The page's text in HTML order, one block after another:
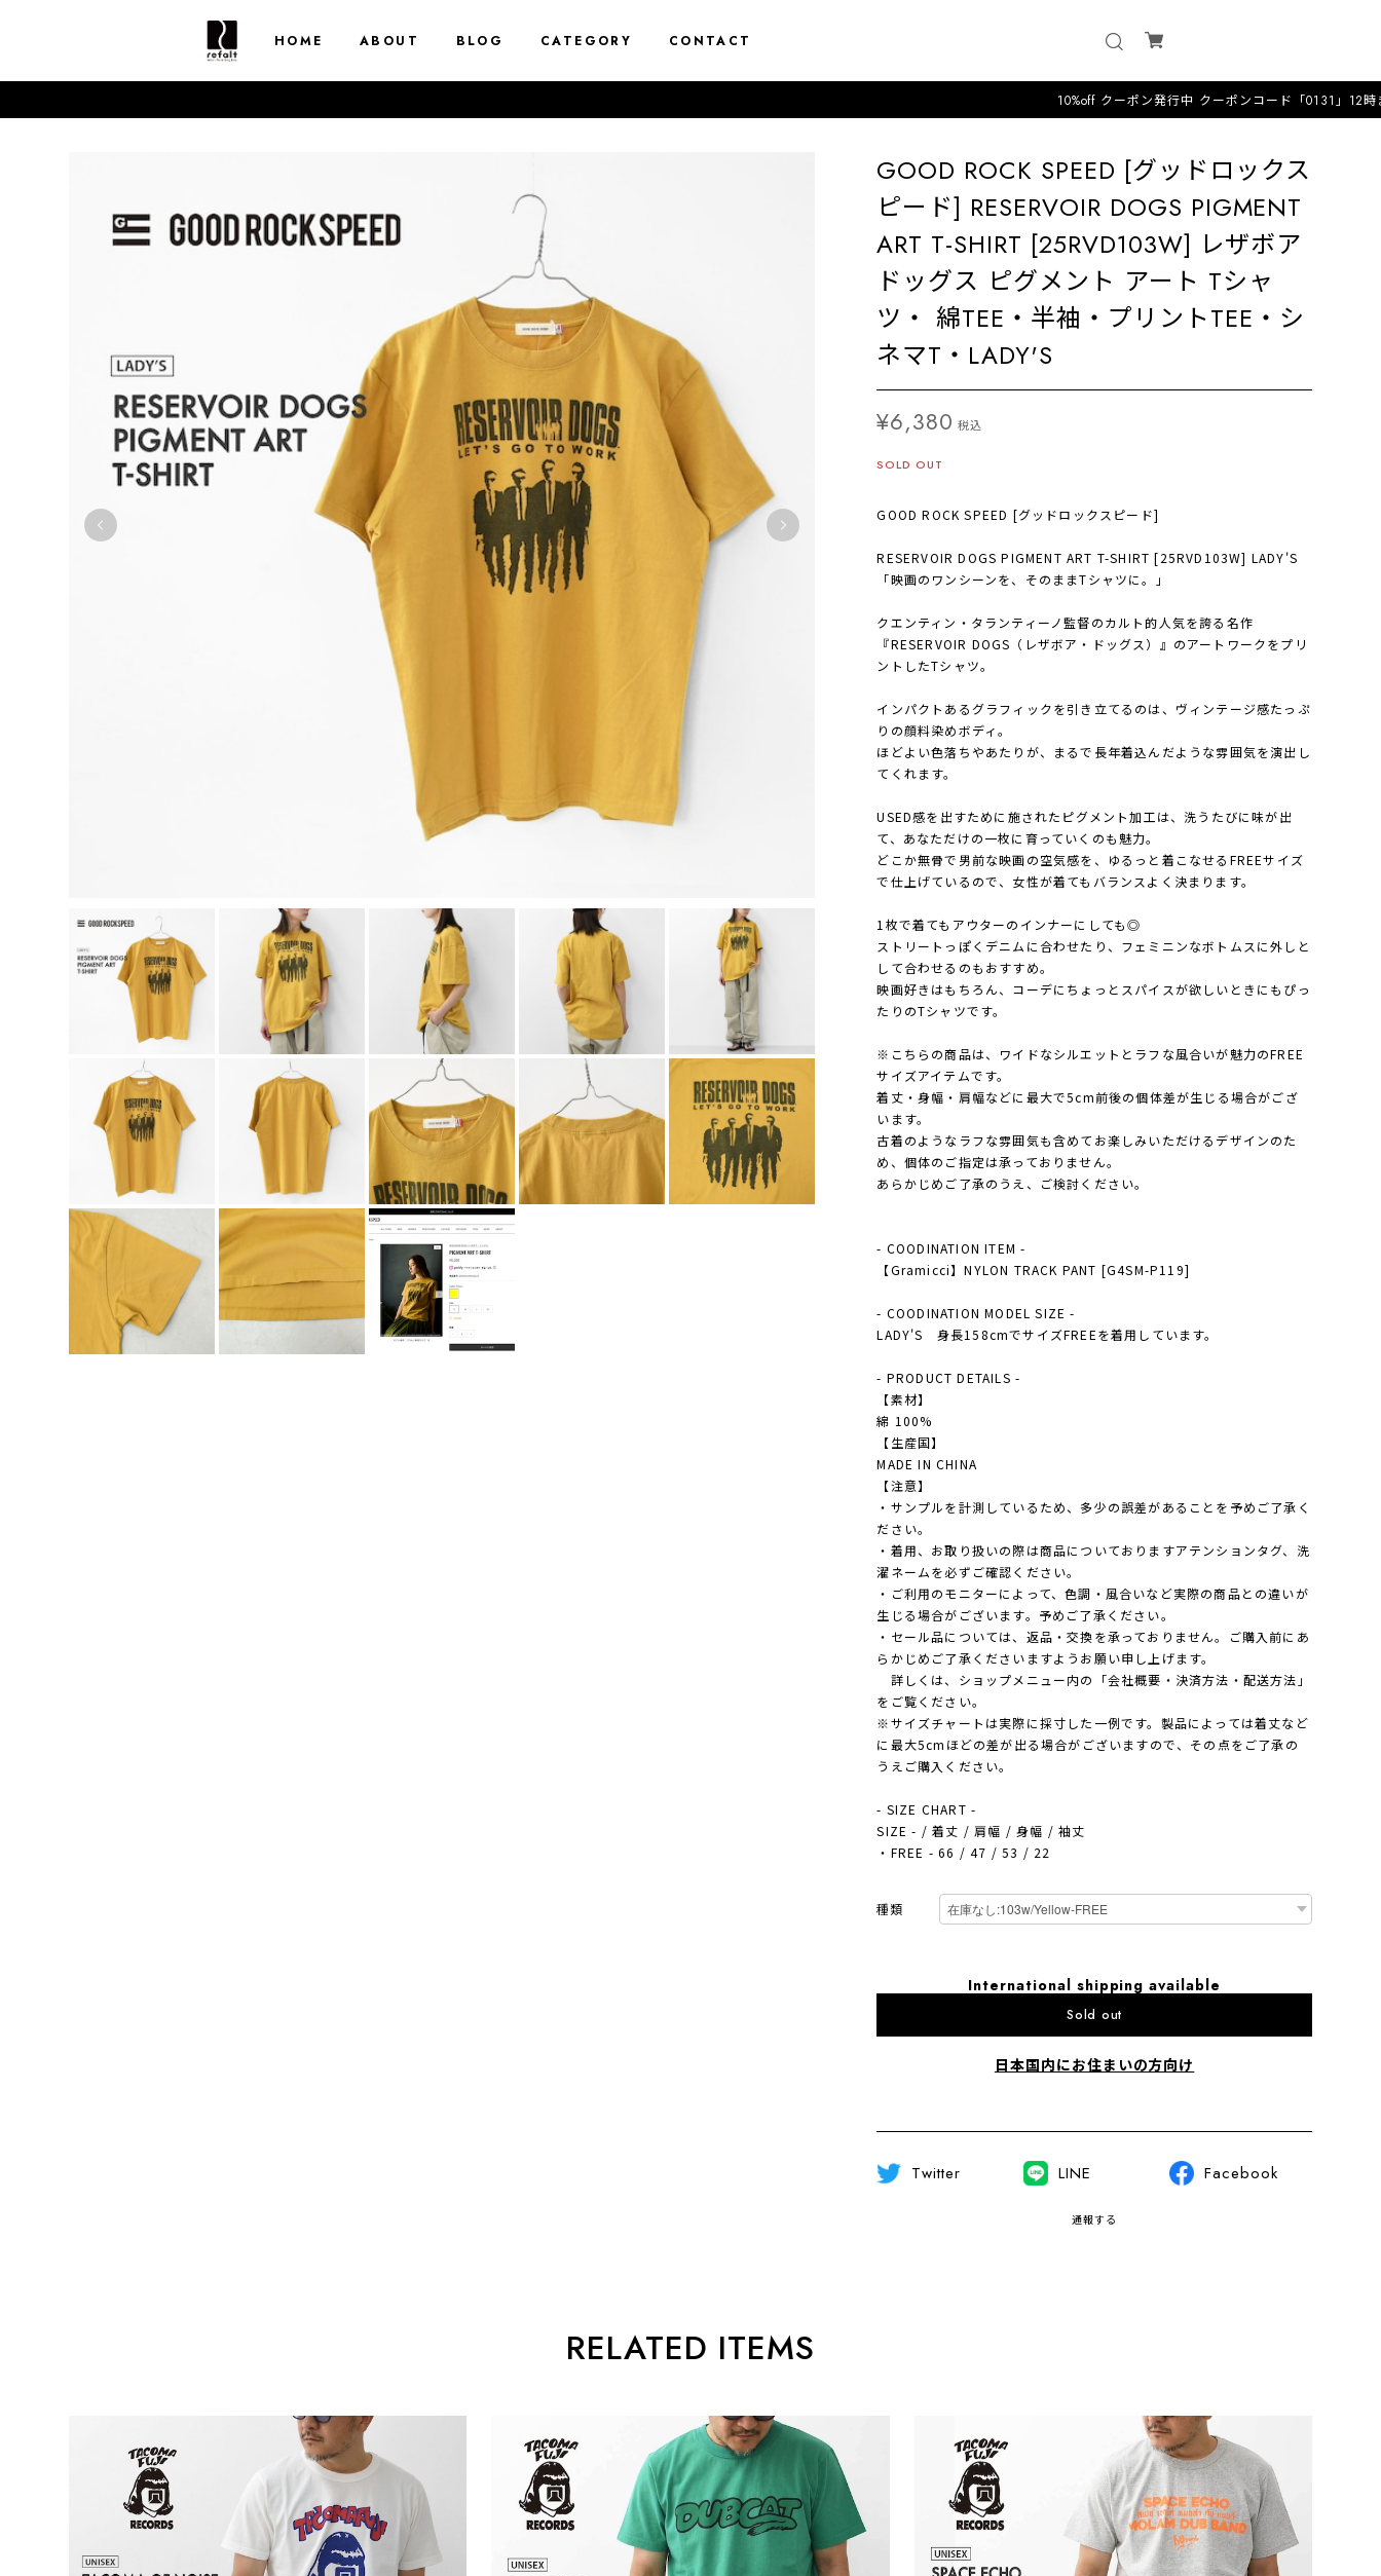
HOME ABOUT BLOG CATEGORY CONTACT
10%off クーポン発行中 クーポンコード「0131」12時までのオー
GOOD ROCK SPEED [グッドロックス
ピード] RESERVOIR DOGS PIGMENT
ART T-SHIRT [25RVD103W] レザボア
ドッグス ピグメント アート Tシャ
ツ・ 綿TEE・半袖・プリントTEE・シ
ネマT・LADY'S
¥6,380 税込
SOLD OUT
GOOD ROCK SPEED [グッドロックスピード]
RESERVOIR DOGS PIGMENT ART T-SHIRT [25RVD103W] LADY'S
「映画のワンシーンを、そのままTシャツに。」
クエンティン・タランティーノ監督のカルト的人気を誇る名作
『RESERVOIR DOGS（レザボア・ドッグス）』のアートワークをプリ
ントしたTシャツ。
インパクトあるグラフィックを引き立てるのは、ヴィンテージ感たっぷ
りの顔料染めボディ。
ほどよい色落ちやあたりが、まるで長年着込んだような雰囲気を演出し
てくれます。
USED感を出すために施されたピグメント加工は、洗うたびに味が出
て、あなただけの一枚に育っていくのも魅力。
どこか無骨で男前な映画の空気感を、ゆるっと着こなせるFREEサイズ
で仕上げているので、女性が着てもバランスよく決まります。
1枚で着てもアウターのインナーにしても◎
ストリートっぽくデニムに合わせたり、フェミニンなボトムスに外しと
して合わせるのもおすすめ。
映画好きはもちろん、コーデにちょっとスパイスが欲しいときにもぴっ
たりのTシャツです。
※こちらの商品は、ワイドなシルエットとラフな風合いが魅力のFREE
サイズアイテムです。
着丈・身幅・肩幅などに最大で5cm前後の個体差が生じる場合がござ
います。
古着のようなラフな雰囲気も含めてお楽しみいただけるデザインのた
め、個体のご指定は承っておりません。
あらかじめご了承のうえ、ご検討ください。
- COODINATION ITEM -
【Gramicci】NYLON TRACK PANT [G4SM-P119]
- COODINATION MODEL SIZE -
LADY'S 身長158cmでサイズFREEを着用しています。
- PRODUCT DETAILS -
【素材】
綿 100%
【生産国】
MADE IN CHINA
【注意】
・サンプルを計測しているため、多少の誤差があることを予めご了承く
ださい。
・着用、お取り扱いの際は商品についておりますアテンションタグ、洗
濯ネームを必ずご確認ください。
・ご利用のモニターによって、色調・風合いなど実際の商品との違いが
生じる場合がございます。予めご了承ください。
・セール品については、返品・交換を承っておりません。ご購入前にあ
らかじめご了承くださいますようお願い申し上げます。
詳しくは、ショップメニュー内の「会社概要・決済方法・配送方法」
をご覧ください。
※サイズチャートは実際に採寸した一例です。製品によっては着丈など
に最大5cmほどの差が出る場合がございますので、その点をご了承の
うえご購入ください。
- SIZE CHART -
SIZE - / 着丈 / 肩幅 / 身幅 / 袖丈
・FREE - 66 / 47 / 53 / 22
種類
International shipping available
Sold out
日本国内にお住まいの方向け
Twitter LINE Facebook
通報する
RELATED ITEMS